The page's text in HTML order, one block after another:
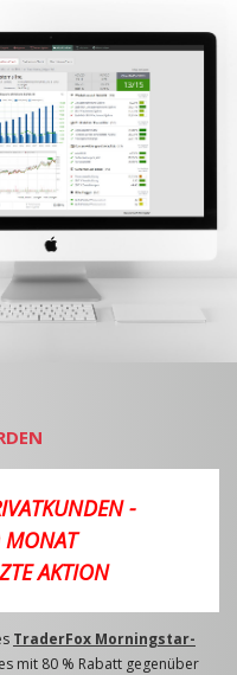
-
AKTION
TraderFox Morningstar-
mit 80 % Rabatt gegenüber